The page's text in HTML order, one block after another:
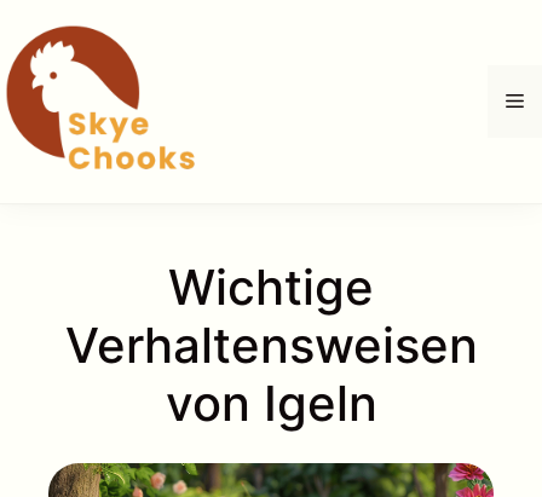
Inhalt
springen
Wichtige
Verhaltensweisen
von Igeln